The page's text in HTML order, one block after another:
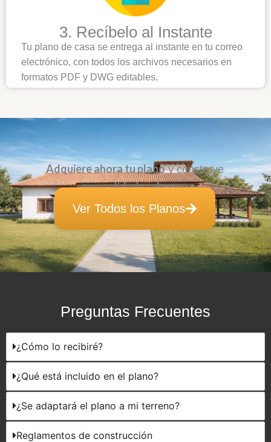
3. Recíbelo al Instante
Tu plano de casa se entrega al instante en tu correo
electrónico, con todos los archivos necesarios en
formatos PDF y DWG editables.
Adquiere ahora tu planoy construye
concalidadyahorro:
Ver Todos los Planos
Preguntas Frecuentes
¿Cómo lo recibiré?
¿Qué está incluido en el plano?
¿Se adaptará el plano a mi terreno?
Reglamentos de construcción